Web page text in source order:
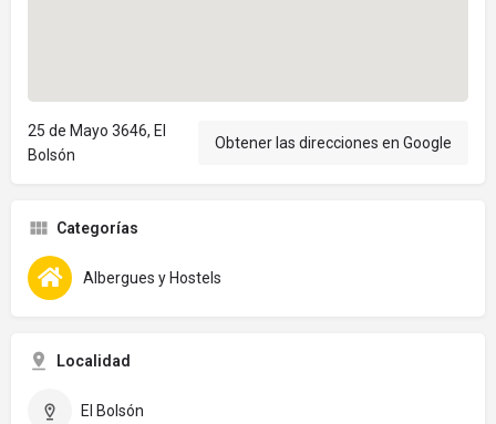
25 de Mayo 3646, El
Bolsón
Obtener las direcciones en Google
Categorías
Albergues y Hostels
Localidad
El Bolsón